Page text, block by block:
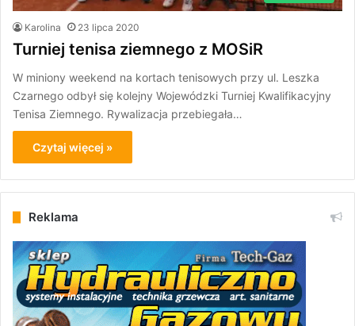
Karolina 23 lipca 2020
Turniej tenisa ziemnego z MOSiR
W miniony weekend na kortach tenisowych przy ul. Leszka
Czarnego odbył się kolejny Wojewódzki Turniej Kwalifikacyjny
Tenisa Ziemnego. Rywalizacja przebiegała…
Czytaj więcej »
Reklama